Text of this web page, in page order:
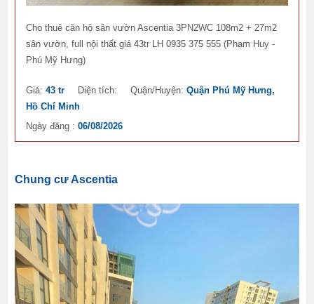
Cho thuê căn hộ sân vườn Ascentia 3PN2WC 108m2 + 27m2
sân vườn, full nội thất giá 43tr LH 0935 375 555 (Phạm Huy -
Phú Mỹ Hưng)
Giá:43 tr Diện tích: Quận/Huyện:Quận Phú Mỹ Hưng,
Hồ Chí Minh
Ngày đăng :06/08/2026
Chung cư Ascentia